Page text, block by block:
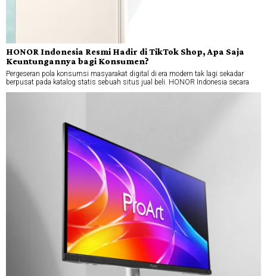
HONOR Indonesia Resmi Hadir di TikTok Shop, Apa Saja
Keuntungannya bagi Konsumen?
Pergeseran pola konsumsi masyarakat digital di era modern tak lagi sekadar
berpusat pada katalog statis sebuah situs jual beli. HONOR Indonesia secara